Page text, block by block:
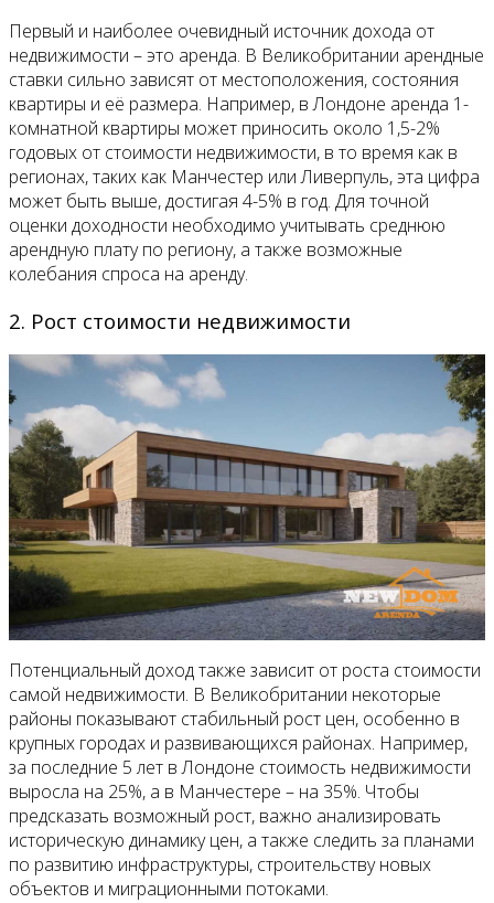
Первый и наиболее очевидный источник дохода от
недвижимости – это аренда. В Великобритании арендные
ставки сильно зависят от местоположения, состояния
квартиры и её размера. Например, в Лондоне аренда 1-
комнатной квартиры может приносить около 1,5-2%
годовых от стоимости недвижимости, в то время как в
регионах, таких как Манчестер или Ливерпуль, эта цифра
может быть выше, достигая 4-5% в год. Для точной
оценки доходности необходимо учитывать среднюю
арендную плату по региону, а также возможные
колебания спроса на аренду.
2. Рост стоимости недвижимости
Потенциальный доход также зависит от роста стоимости
самой недвижимости. В Великобритании некоторые
районы показывают стабильный рост цен, особенно в
крупных городах и развивающихся районах. Например,
за последние 5 лет в Лондоне стоимость недвижимости
выросла на 25%, а в Манчестере – на 35%. Чтобы
предсказать возможный рост, важно анализировать
историческую динамику цен, а также следить за планами
по развитию инфраструктуры, строительству новых
объектов и миграционными потоками.